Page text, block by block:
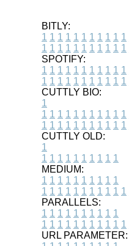
BITLY:
1 1 1 1 1 1 1 1 1 1 1
1 1 1 1 1 1 1 1 1 1 1
SPOTIFY:
1 1 1 1 1 1 1 1 1 1 1
1 1 1 1 1 1 1 1 1 1 1
CUTTLY BIO:
1
1 1 1 1 1 1 1 1 1 1 1
1 1 1 1 1 1 1 1 1 1 1
CUTTLY OLD:
1
1 1 1 1 1 1 1 1 1 1
MEDIUM:
1 1 1 1 1 1 1 1 1 1
1 1 1 1 1 1 1 1 1 1 1
PARALLELS:
1 1 1 1 1 1 1 1 1 1
1 1 1 1 1 1 1 1 1 1 1
URL PARAMETER: